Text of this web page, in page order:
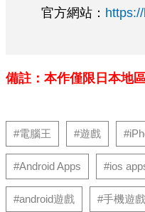
官方網站：
備註：本作僅限日本地
#電腦王 #遊戲
#Android Apps #ios
#android遊戲 #手機遊戲